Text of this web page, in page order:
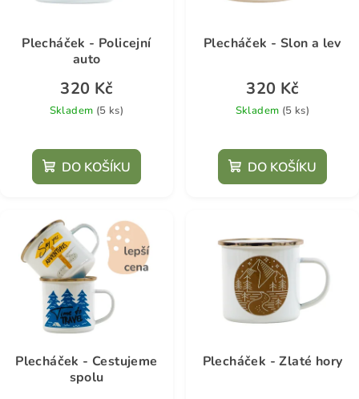
Plecháček - Policejní
auto
320 Kč
Skladem (5 ks)
DO KOŠÍKU
Plecháček - Slon a lev
320 Kč
Skladem (5 ks)
DO KOŠÍKU
Plecháček - Cestujeme
spolu
Plecháček - Zlaté hory